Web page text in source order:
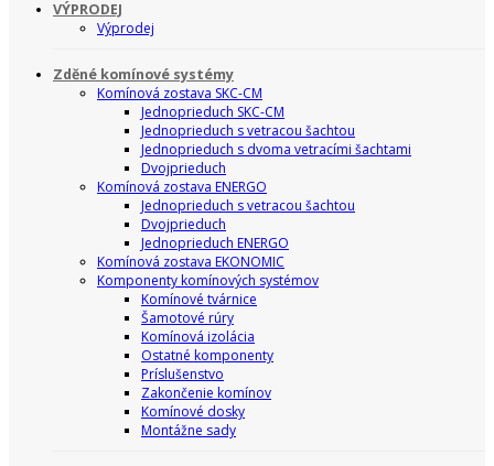
VÝPRODEJ
Výprodej
Zděné komínové systémy
Komínová zostava SKC-CM
Jednoprieduch SKC-CM
Jednoprieduch s vetracou šachtou
Jednoprieduch s dvoma vetracími šachtami
Dvojprieduch
Komínová zostava ENERGO
Jednoprieduch s vetracou šachtou
Dvojprieduch
Jednoprieduch ENERGO
Komínová zostava EKONOMIC
Komponenty komínových systémov
Komínové tvárnice
Šamotové rúry
Komínová izolácia
Ostatné komponenty
Príslušenstvo
Zakončenie komínov
Komínové dosky
Montážne sady